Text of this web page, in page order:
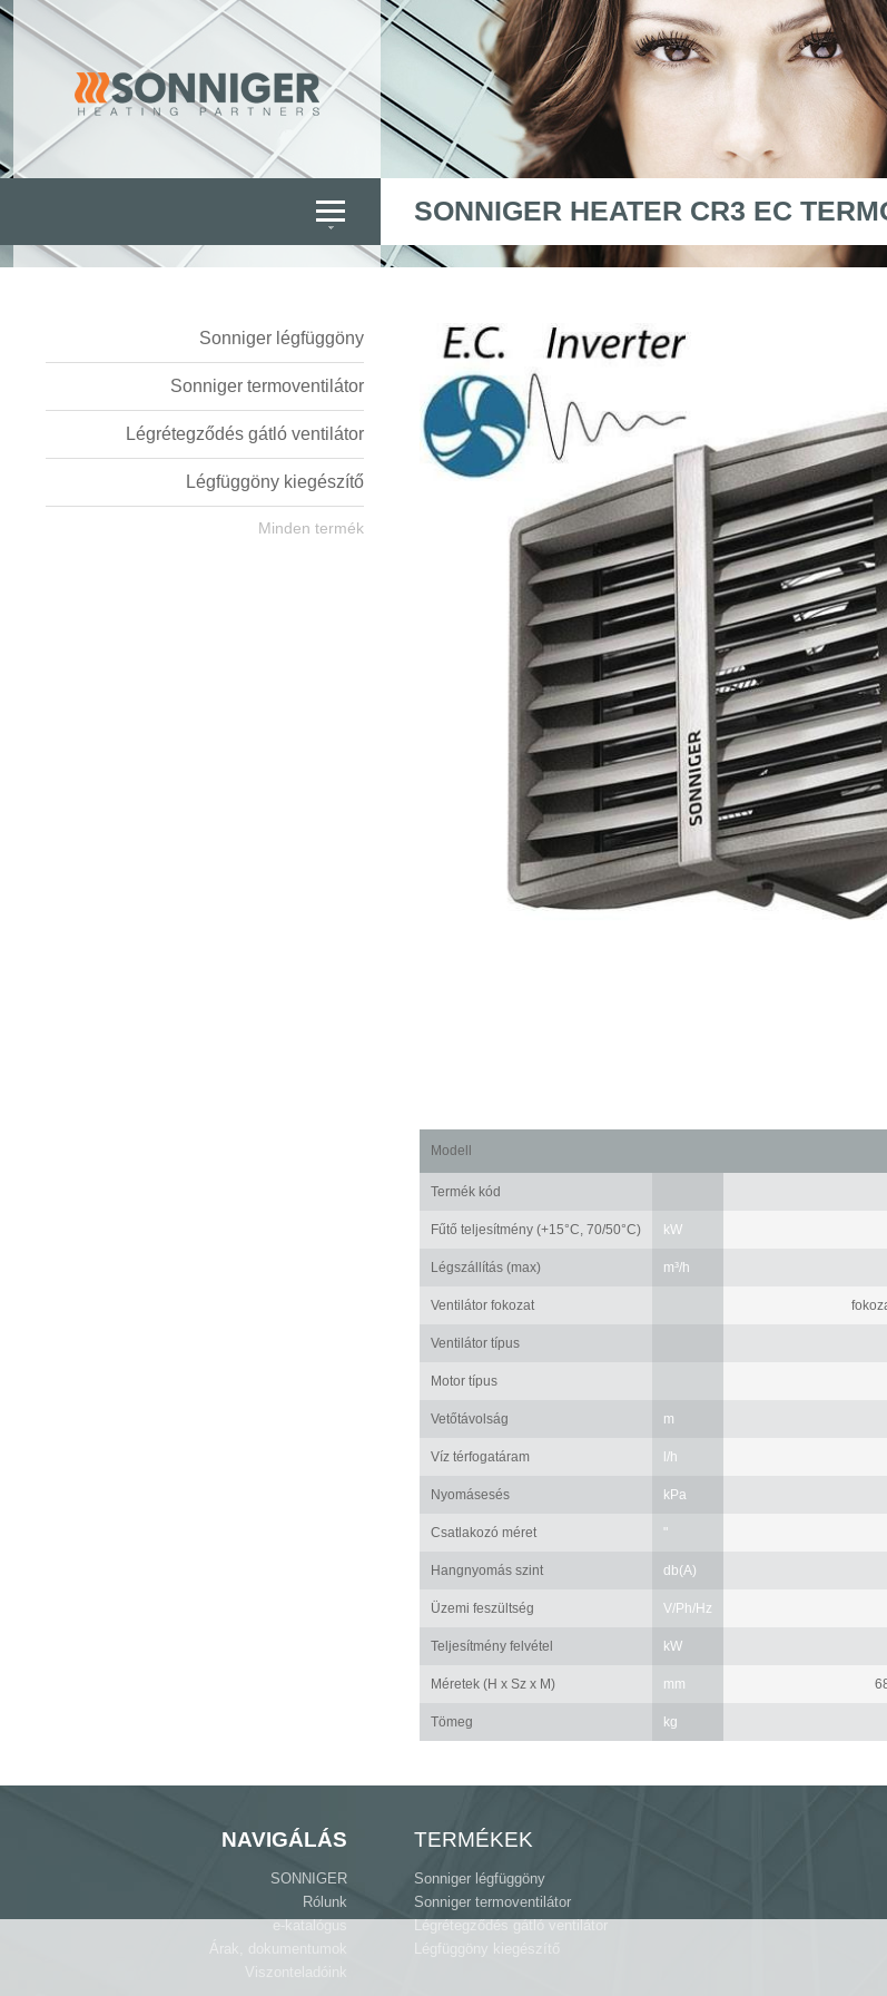
SONNIGER HEATER CR3 EC
Sonniger légfüggöny
Sonniger termoventilátor
Légrétegződés gátló ventilátor
Légfüggöny kiegészítő
Minden termék
Modell
Termék kód
Fűtő teljesítmény (+15°C, 70/50°C) kW
Légszállítás (max) m³/h
Ventilátor fokozat
Ventilátor típus
Motor típus
Vetőtávolság m
Víz térfogatáram l/h
Nyomásesés kPa
Csatlakozó méret "
Hangnyomás szint db(A)
Üzemi feszültség V/Ph/Hz
Teljesítmény felvétel kW
Méretek (H x Sz x M) mm
Tömeg kg
NAVIGÁLÁS
SONNIGER
Rólunk
e-katalógus
Árak, dokumentumok
Viszonteladóink
TERMÉKEK
Sonniger légfüggöny
Sonniger termoventilátor
Légrétegződés gátló ventilátor
Légfüggöny kiegészítő